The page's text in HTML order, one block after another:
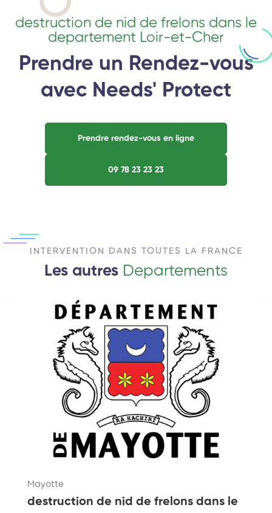
destruction de nid de frelons dans le
departement Loir-et-Cher
Prendre un Rendez-vous
avec Needs' Protect
Prendre rendez-vous en ligne
09 78 23 23 23
INTERVENTION DANS TOUTES LA FRANCE
Les autres Departements
Mayotte
destruction de nid de frelons dans le